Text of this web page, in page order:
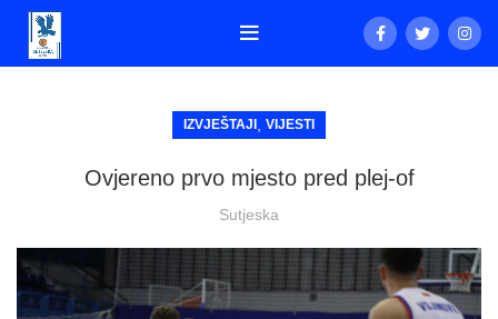
IZVJEŠTAJI VIJESTI
Ovjereno prvo mjesto pred plej-of
Sutjeska